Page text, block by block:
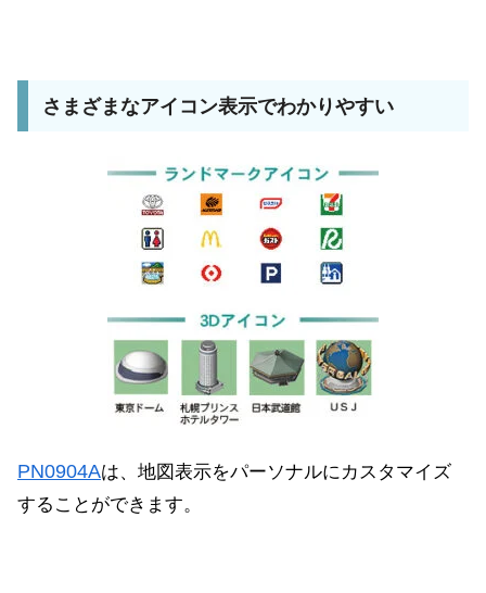
さまざまなアイコン表示でわかりやすい
PN0904Aは、地図表示をパーソナルにカスタマイズ
することができます。